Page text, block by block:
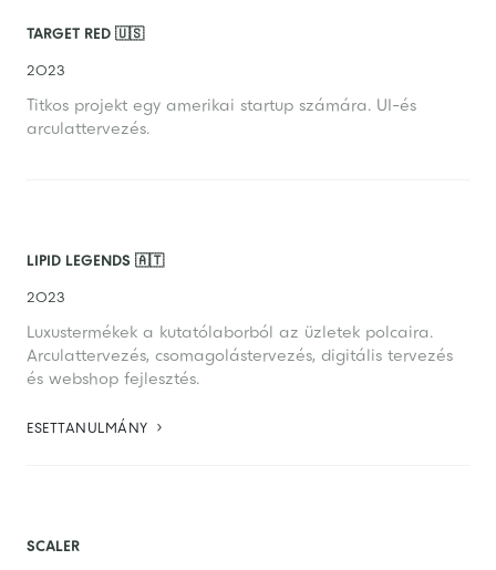
TARGET RED 🇺🇸
2023
Titkos projekt egy amerikai startup számára. UI-és
arculattervezés.
LIPID LEGENDS 🇦🇹
2023
Luxustermékek a kutatólaborból az üzletek polcaira.
Arculattervezés, csomagolástervezés, digitális tervezés
és webshop fejlesztés.
ESETTANULMÁNY 
SCALER